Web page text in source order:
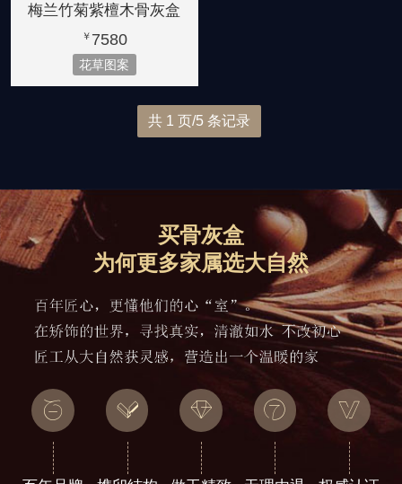
梅兰竹菊紫檀木骨灰盒
￥ 7580
花草图案
共 1 页/5 条记录
买骨灰盒
为何更多家属选大自然